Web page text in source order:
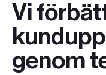
Kunskap
Vi
genom